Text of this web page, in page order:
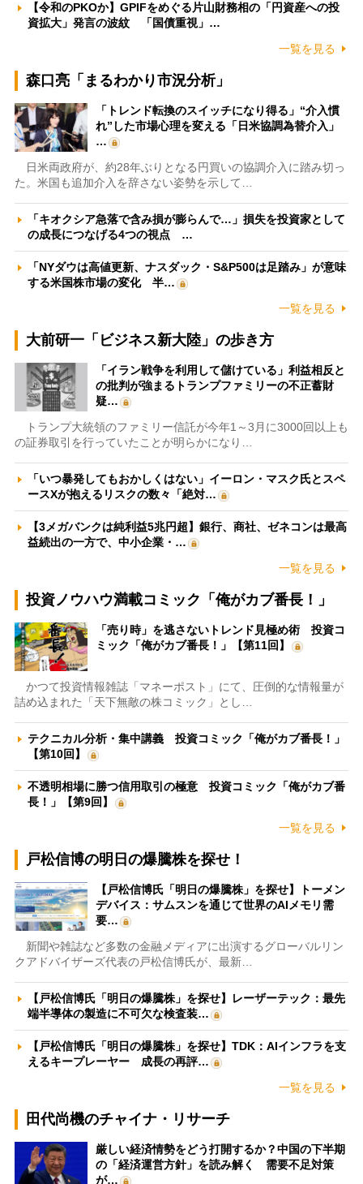
【令和のPKOか】GPIFをめぐる片山財務相の「円資産への投
資拡大」発言の波紋 「国債重視」…
一覧を見る
森口亮「まるわかり市況分析」
「トレンド転換のスイッチになり得る」“介入慣
れ”した市場心理を変える「日米協調為替介入」
…
日米両政府が、約28年ぶりとなる円買いの協調介入に踏み切っ
た。米国も追加介入を辞さない姿勢を示して…
「キオクシア急落で含み損が膨らんで…」損失を投資家として
の成長につなげる4つの視点 …
「NYダウは高値更新、ナスダック・S&P500は足踏み」が意味
する米国株市場の変化 半…
一覧を見る
大前研一「ビジネス新大陸」の歩き方
「イラン戦争を利用して儲けている」利益相反と
の批判が強まるトランプファミリーの不正蓄財
疑…
トランプ大統領のファミリー信託が今年1～3月に3000回以上も
の証券取引を行っていたことが明らかになり…
「いつ暴発してもおかしくはない」イーロン・マスク氏とスペ
ースXが抱えるリスクの数々「絶対…
【3メガバンクは純利益5兆円超】銀行、商社、ゼネコンは最高
益続出の一方で、中小企業・…
一覧を見る
投資ノウハウ満載コミック「俺がカブ番長！」
「売り時」を逃さないトレンド見極め術 投資コ
ミック「俺がカブ番長！」【第11回】
かつて投資情報雑誌「マネーポスト」にて、圧倒的な情報量が
詰め込まれた「天下無敵の株コミック」とし…
テクニカル分析・集中講義 投資コミック「俺がカブ番長！」
【第10回】
不透明相場に勝つ信用取引の極意 投資コミック「俺がカブ番
長！」【第9回】
一覧を見る
戸松信博の明日の爆騰株を探せ！
【戸松信博氏「明日の爆騰株」を探せ】トーメン
デバイス：サムスンを通じて世界のAIメモリ需
要…
新聞や雑誌など多数の金融メディアに出演するグローバルリン
クアドバイザーズ代表の戸松信博氏が、最新…
【戸松信博氏「明日の爆騰株」を探せ】レーザーテック：最先
端半導体の製造に不可欠な検査装…
【戸松信博氏「明日の爆騰株」を探せ】TDK：AIインフラを支
えるキープレーヤー 成長の再評…
一覧を見る
田代尚機のチャイナ・リサーチ
厳しい経済情勢をどう打開するか？中国の下半期
の「経済運営方針」を読み解く 需要不足対策
が…